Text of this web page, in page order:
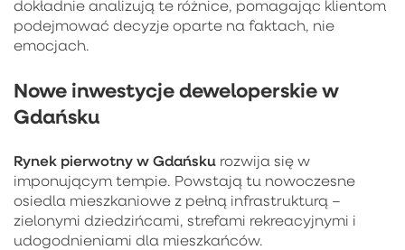
dokładnie analizują te różnice, pomagając klientom
podejmować decyzje oparte na faktach, nie
emocjach.
Nowe inwestycje deweloperskie w
Gdańsku
Rynek pierwotny w Gdańsku rozwija się w
imponującym tempie. Powstają tu nowoczesne
osiedla mieszkaniowe z pełną infrastrukturą –
zielonymi dziedzińcami, strefami rekreacyjnymi i
udogodnieniami dla mieszkańców.